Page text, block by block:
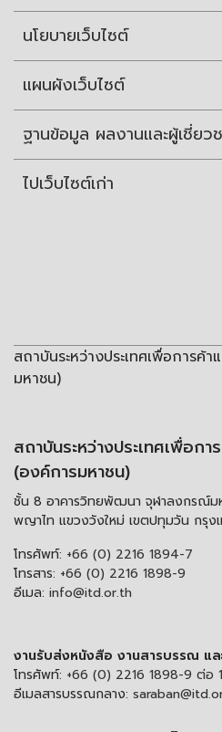
นโยบายเว็บไซต์
แผนผังเว็บไซต์
ฐานข้อมูล ผลงานและผู้เชี่ย
ไปเว็บไซต์เก่า
สถาบันระหว่างประเทศเพื่อการค้
มหาชน)
สถาบันระหว่างประเทศเพื่อก
(องค์การมหาชน)
ชั้น 8 อาคารวิทยพัฒนา จุฬาลงกรณ์ม
พญาไท แขวงวังใหม่ เขตปทุมวัน กรุง
โทรศัพท์: +66 (0) 2216 1894-7
โทรสาร: +66 (0) 2216 1898-9
อีเมล: info@itd.or.th
งานรับส่งหนังสือ งานสารบรรณ แ
โทรศัพท์: +66 (0) 2216 1898-9 ต่อ
อีเมลสารบรรณกลาง: